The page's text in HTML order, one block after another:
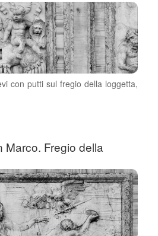
con putti sul fregio della loggetta,
Marco. Fregio della